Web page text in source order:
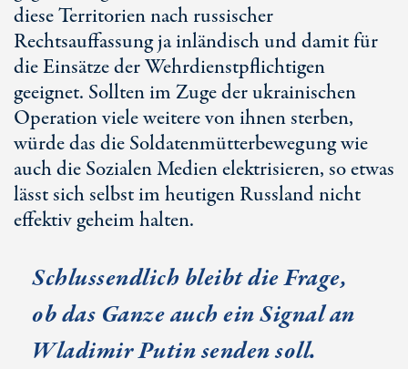
diese Territorien nach russischer
Rechtsauffassung ja inländisch und damit für
die Einsätze der Wehrdienstpflichtigen
geeignet. Sollten im Zuge der ukrainischen
Operation viele weitere von ihnen sterben,
würde das die Soldatenmütterbewegung wie
auch die Sozialen Medien elektrisieren, so etwas
lässt sich selbst im heutigen Russland nicht
effektiv geheim halten.
Schlussendlich bleibt die Frage,
ob das Ganze auch ein Signal an
Wladimir Putin senden soll.